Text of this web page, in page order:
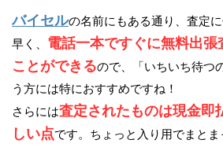
バイセルの名前にもある通り、査定
早く、 電話一本ですぐに無料出張
ことができるので、「いちいち待つ
う方には特におすすめですね！
さらには査定されたものは現金即
しい点です。ちょっと入り用でまと